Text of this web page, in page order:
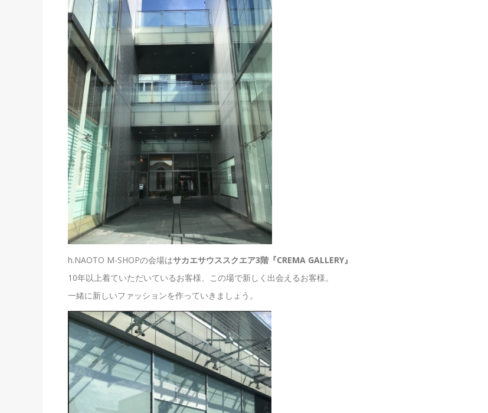
h.NAOTO M-SHOPの会場はサカエサウススクエア3階『CREMA GALLERY』
10年以上着ていただいているお客様、この場で新しく出会えるお客様。
一緒に新しいファッションを作っていきましょう。